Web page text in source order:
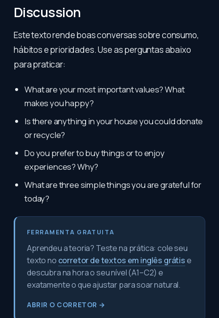
Discussion
Este texto rende boas conversas sobre consumo,
hábitos e prioridades. Use as perguntas abaixo
para praticar:
What are your most important values? What
makes you happy?
Is there anything in your house you could donate
or recycle?
Do you prefer to buy things or to enjoy
experiences? Why?
What are three simple things you are grateful for
today?
FERRAMENTA GRATUITA
Aprendeu a teoria? Teste na prática: cole seu
texto no corretor de textos em inglês grátise
descubra na hora o seu nível (A1–C2) e
exatamente o que ajustar para soar natural.
ABRIR O CORRETOR →